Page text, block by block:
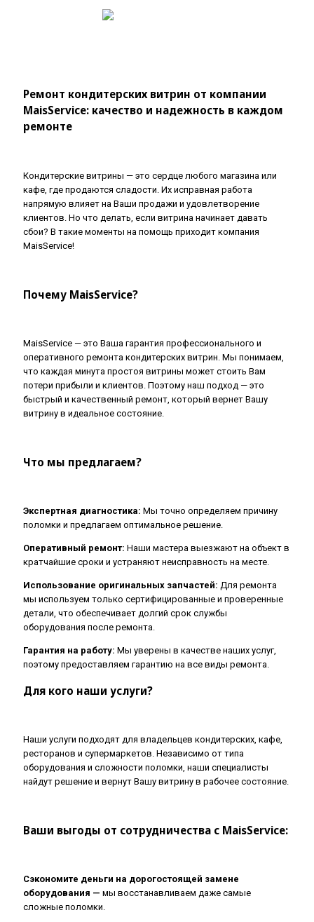
Ремонт кондитерских витрин от компании
MaisService: качество и надежность в каждом
ремонте
Кондитерские витрины — это сердце любого магазина или
кафе, где продаются сладости. Их исправная работа
напрямую влияет на Ваши продажи и удовлетворение
клиентов. Но что делать, если витрина начинает давать
сбои? В такие моменты на помощь приходит компания
MaisService!
Почему MaisService?
MaisService — это Ваша гарантия профессионального и
оперативного ремонта кондитерских витрин. Мы понимаем,
что каждая минута простоя витрины может стоить Вам
потери прибыли и клиентов. Поэтому наш подход — это
быстрый и качественный ремонт, который вернет Вашу
витрину в идеальное состояние.
Что мы предлагаем?
Экспертная диагностика: Мы точно определяем причину
поломки и предлагаем оптимальное решение.
Оперативный ремонт: Наши мастера выезжают на объект в
кратчайшие сроки и устраняют неисправность на месте.
Использование оригинальных запчастей: Для ремонта
мы используем только сертифицированные и проверенные
детали, что обеспечивает долгий срок службы
оборудования после ремонта.
Гарантия на работу: Мы уверены в качестве наших услуг,
поэтому предоставляем гарантию на все виды ремонта.
Для кого наши услуги?
Наши услуги подходят для владельцев кондитерских, кафе,
ресторанов и супермаркетов. Независимо от типа
оборудования и сложности поломки, наши специалисты
найдут решение и вернут Вашу витрину в рабочее состояние.
Ваши выгоды от сотрудничества с MaisService:
Сэкономите деньги на дорогостоящей замене
оборудования — мы восстанавливаем даже самые
сложные поломки.